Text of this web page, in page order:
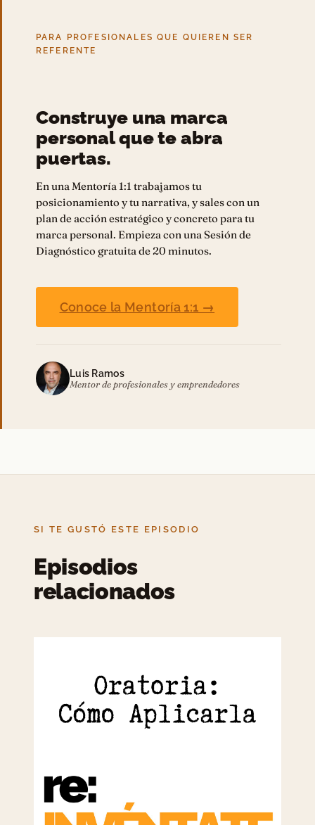
PARA PROFESIONALES QUE QUIEREN SER
REFERENTE
Construye una marca
personal que te abra
puertas.
En una Mentoría 1:1 trabajamos tu
posicionamiento y tu narrativa, y sales con un
plan de acción estratégico y concreto para tu
marca personal. Empieza con una Sesión de
Diagnóstico gratuita de 20 minutos.
Conoce la Mentoría 1:1 →
Luis Ramos
Mentor de profesionales y emprendedores
SI TE GUSTÓ ESTE EPISODIO
Episodios
relacionados